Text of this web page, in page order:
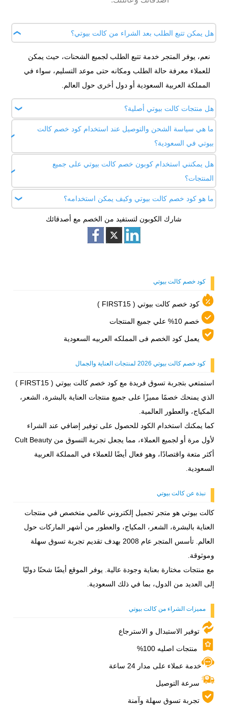
هل يمكن تتبع الطلب بعد الشراء من كالت بيوتي؟
نعم، يوفر المتجر خدمة تتبع الطلب لجميع الشحنات، حيث يمكن
للعملاء معرفة حالة الطلب ومكانه حتى موعد التسليم، سواء في
المملكة العربية السعودية أو دول أخرى حول العالم.
هل منتجات كالت بيوتي أصلية؟
نعم، جميع منتجات كالت بيوتي أصلية 100%، تشمل مستحضرات
العناية بالبشرة، المكياج، الشعر، والعطور من أشهر الماركات
العالمية. المتجر يحرص على اختيار منتجات عالية الجودة لتقديم
تجربة تسوق موثوقة وآمنة لجميع العملاء.
ما هي سياسة الشحن والتوصيل عند استخدام كود خصم كالت
بيوتي في السعودية؟
يقدّم المتجر شحنًا دوليًا سريعًا وآمنًا إلى السعودية، ويمكنك
الاستفادة من عروض الشحن المجاني عند تجاوز الحد الأدنى
للطلب، مع ضمان وصول المنتجات الأصلية بأفضل حالة.
هل يمكنني استخدام كوبون خصم كالت بيوتي على جميع
المنتجات؟
نعم، كوبون خصم كالت بيوتي صالح لمعظم المنتجات داخل المتجر،
بما في ذلك المكياج والعناية بالبشرة والشعر والعطور، ويمكن
تفعيله بسهولة عند الدفع للحصول على تخفيض فوري.
ما هو كود خصم كالت بيوتي وكيف يمكن استخدامه؟
كود خصم كالت بيوتي يمنحك خصمًا فوريًا على جميع منتجات العناية
بالبشرة، المكياج، الشعر، والعطور المتوفرة في المتجر. يمكن
شارك الكوبون لتستفيد من الخصم مع أصدقائك
كود خصم كالت بيوتي
كود خصم كالت بيوتي ( FIRST15 )
خصم 10% علي جميع المنتجات
يعمل كود الخصم فى المملكه العربيه السعودية
كود خصم كالت بيوتي 2026 لمنتجات العناية والجمال
استمتعي بتجربة تسوق فريدة مع كود خصم كالت بيوتي ( FIRST15 )
الذي يمنحك خصمًا مميزًا على جميع منتجات العناية بالبشرة، الشعر،
المكياج، والعطور العالمية.
كما يمكنك استخدام الكود للحصول على توفير إضافي عند الشراء
لأول مرة أو لجميع العملاء، مما يجعل تجربة التسوق من Cult Beauty
أكثر متعة واقتصادًا، وهو فعال أيضًا للعملاء في المملكة العربية
السعودية.
نبذة عن كالت بيوتي
كالت بيوتي هو متجر تجميل إلكتروني عالمي متخصص في منتجات
العناية بالبشرة، الشعر، المكياج، والعطور من أشهر الماركات حول
العالم. تأسس المتجر عام 2008 بهدف تقديم تجربة تسوق سهلة
وموثوقة.
مع منتجات مختارة بعناية وجودة عالية. يوفر الموقع أيضًا شحنًا دوليًا
إلى العديد من الدول، بما في ذلك السعودية.
مميزات الشراء من كالت بيوتي
توفير الاستبدال و الاسترجاع
منتجات اصليه 100%
خدمة عملاء على مدار 24 ساعة
سرعة التوصيل
تجربة تسوق سهلة وآمنة